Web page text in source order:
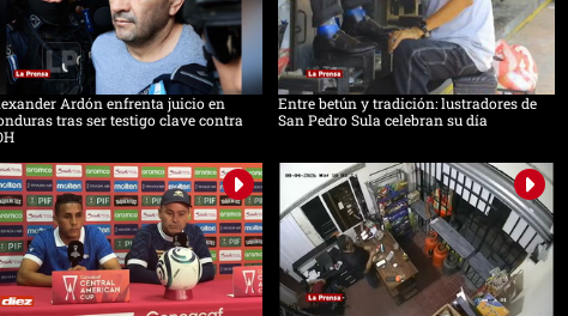
Ardón enfrenta juicio en
tras ser testigo clave contra
Entre betún y tradición: lustradores de
San Pedro Sula celebran su día